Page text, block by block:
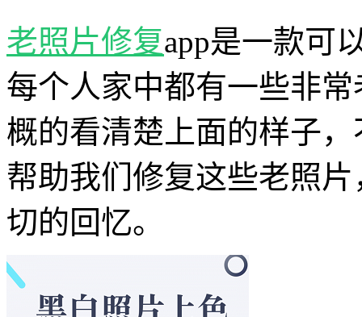
老照片修复app是一款可
每个人家中都有一些非
概的看清楚上面的样子
帮助我们修复这些老照
切的回忆。